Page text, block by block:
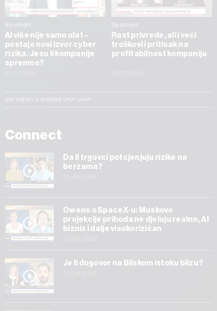
Spotlight
AI više nije samo alat –
postaje novi izvor cyber
rizika. Jesu li kompanije
spremne?
Spotlight
Rast privrede, ali i veći
troškovi i pritisak na
profitabilnost kompanija
SVE VIJESTI IZ RUBRIKE SPOTLIGHT
Connect
Da li trgovci potcjenjuju rizike na
berzama?
Owens o SpaceX-u: Muskove
projekcije prihoda ne djeluju realno, AI
biznis i dalje visokorizičan
Je li dogovor na Bliskom istoku blizu?